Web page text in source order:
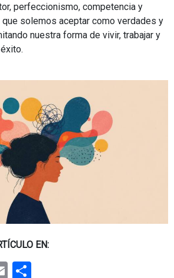
perfeccionismo, competencia y
solemos aceptar como verdades y
nuestra forma de vivir, trabajar y
EN:
Email